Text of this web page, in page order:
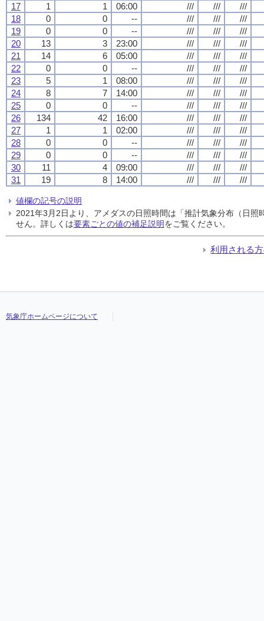
17
1 1 06:00 /// ///
///
18
0 0 -- /// ///
///
19
0 0 -- /// ///
///
20
13 3 23:00 /// ///
///
21
14 6 05:00 /// ///
///
22
0 0 -- /// ///
///
23
5 1 08:00 /// ///
///
24
8 7 14:00 /// ///
///
25
0 0 -- /// ///
///
26
134 42 16:00 /// ///
///
27
1 1 02:00 /// ///
///
28
0 0 -- /// ///
///
29
0 0 -- /// ///
///
30
11 4 09:00 /// ///
///
31
19 8 14:00 /// /// ///
値欄の記号の説明
2021年3月2日より、アメダスの日照時間は「推計気象分布（日
せん。詳しくは要素ごとの値の補足説明をご覧ください。
利用される
気象庁ホームページについて